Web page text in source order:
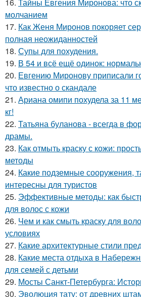
молчанием
17. Как Женя Миронов покоряет
полная неожиданностей
18. Супы для похудения.
19. В 54 и всё ещё одинок:
20. Евгению Миронову приписали
что известно о скандале
21. Ариана омипи похудела за 11
кг!
22. Татьяна буланова - всегда в
драмы.
23. Как отмыть краску с кожи:
методы
24. Какие подземные сооружения,
интересны для туристов
25. Эффективные методы: как
для волос с кожи
26. Чем и как смыть краску для
условиях
27. Какие архитектурные стили
28. Какие места отдыха в
для семей с детьми
29. Мосты Санкт-Петербурга:
30. Эволюция тату: от древних